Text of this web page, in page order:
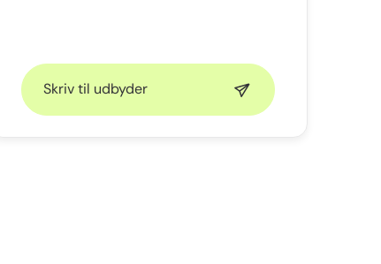
Skriv til udbyder